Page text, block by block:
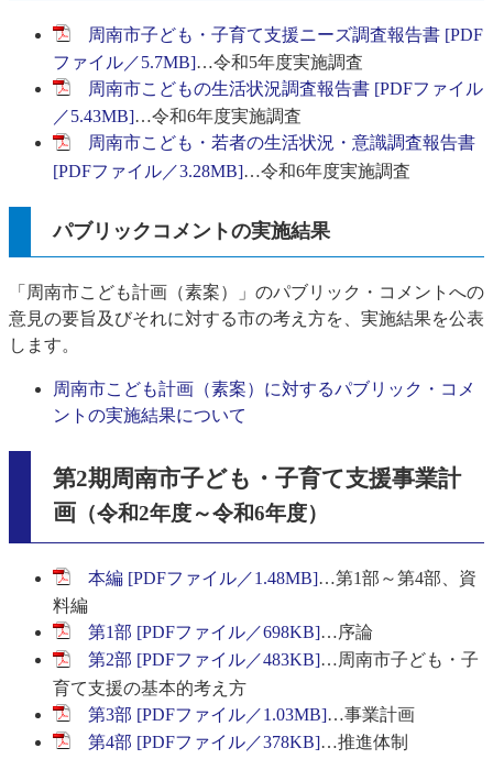
周南市子ども・子育て支援ニーズ調査報告書 [PDF
ファイル／5.7MB]…令和5年度実施調査
周南市こどもの生活状況調査報告書 [PDFファイル
／5.43MB]…令和6年度実施調査
周南市こども・若者の生活状況・意識調査報告書
[PDFファイル／3.28MB]…令和6年度実施調査
パブリックコメントの実施結果
「周南市こども計画（素案）」のパブリック・コメントへの
意見の要旨及びそれに対する市の考え方を、実施結果を公表
します。
周南市こども計画（素案）に対するパブリック・コメ
ントの実施結果について
​第2期周南市子ども・子育て支援事業計
画 （令和2年度～令和6年度）
本編 [PDFファイル／1.48MB]…第1部～第4部、資
料編
第1部 [PDFファイル／698KB]…序論
第2部 [PDFファイル／483KB]…周南市子ども・子
育て支援の基本的考え方
第3部 [PDFファイル／1.03MB]…事業計画
第4部 [PDFファイル／378KB]…推進体制